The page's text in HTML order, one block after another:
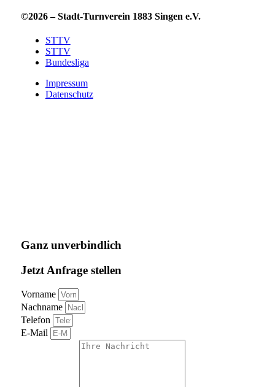
©2026 – Stadt-Turnverein 1883 Singen e.V.
STTV
STTV
Bundesliga
Impressum
Datenschutz
Ganz unverbindlich
Jetzt Anfrage stellen
Vorname
Nachname
Telefon
E-Mail